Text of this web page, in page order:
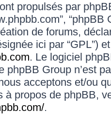
propulsés par
de forums,
ici par “GPL”)
. Le logiciel
phpBB Group n’est
acceptons et/ou
à propos de phpBB,
.